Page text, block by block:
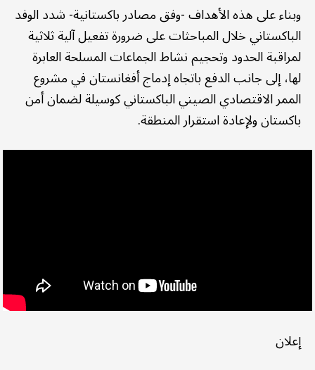
وبناء على هذه الأهداف -وفق مصادر باكستانية- شدد الوفد
الباكستاني خلال المباحثات على ضرورة تفعيل آلية ثلاثية
لمراقبة الحدود وتحجيم نشاط الجماعات المسلحة العابرة
لها، إلى جانب الدفع باتجاه إدماج أفغانستان في مشروع
الممر الاقتصادي الصيني الباكستاني كوسيلة لضمان أمن
باكستان ولإعادة استقرار المنطقة.
إعلان